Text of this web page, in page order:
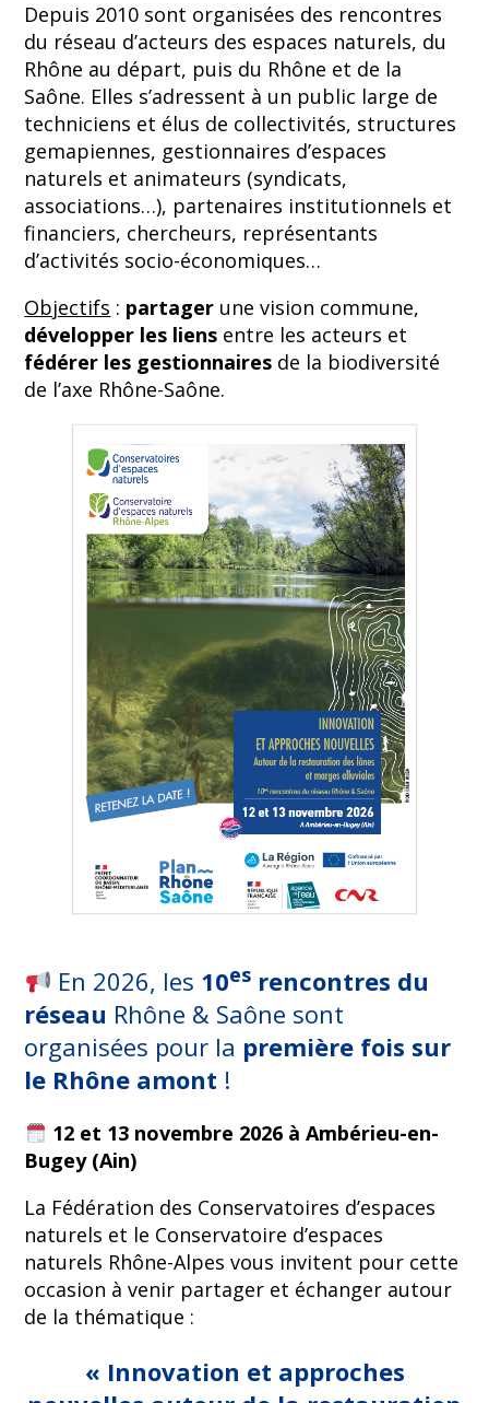
Depuis 2010 sont organisées des rencontres
du réseau d’acteurs des espaces naturels, du
Rhône au départ, puis du Rhône et de la
Saône. Elles s’adressent à un public large de
techniciens et élus de collectivités, structures
gemapiennes, gestionnaires d’espaces
naturels et animateurs (syndicats,
associations…), partenaires institutionnels et
financiers, chercheurs, représentants
d’activités socio-économiques…
Objectifs : partager une vision commune,
développer les liens entre les acteurs et
fédérer les gestionnaires de la biodiversité
de l’axe Rhône-Saône.
En 2026, les 10es rencontres du
réseau Rhône & Saône sont
organisées pour la première fois sur
le Rhône amont !
12 et 13 novembre 2026 à Ambérieu-en-
Bugey (Ain)
La Fédération des Conservatoires d’espaces
naturels et le Conservatoire d’espaces
naturels Rhône-Alpes vous invitent pour cette
occasion à venir partager et échanger autour
de la thématique :
« Innovation et approches